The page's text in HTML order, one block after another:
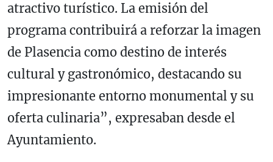
atractivo turístico. La emisión del
programa contribuirá a reforzar la imagen
de Plasencia como destino de interés
cultural y gastronómico, destacando su
impresionante entorno monumental y su
oferta culinaria”, expresaban desde el
Ayuntamiento.